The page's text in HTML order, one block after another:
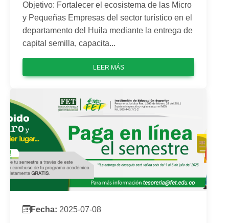
Objetivo: Fortalecer el ecosistema de las Micro
y Pequeñas Empresas del sector turístico en el
departamento del Huila mediante la entrega de
capital semilla, capacita...
LEER MÁS
Fecha: 2025-07-08